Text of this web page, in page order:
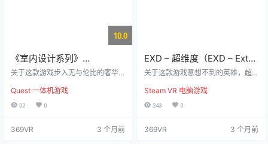
10.0
《室内设计系列》
VisualizeR Series –
关于这款游戏步入无与伦比的奢华
——《室内设计》现已发布。 本作
将带您深入一系列精心打造的住宅
完美。 凭借突破性的图形表现和行
Quest 一体机游戏
32 0
369VR 3 个月前
EXD – 超维度（EXD – Extra
Dimensional）
关于这款游戏意想不到的英雄，超
拉，一名在Megazon工作的普通快
递员。当次元裂缝撕裂了你的仓库
地球遗物污染的奇幻世界。 装备上
Steam VR 电脑游戏
343 0
369VR 3 个月前